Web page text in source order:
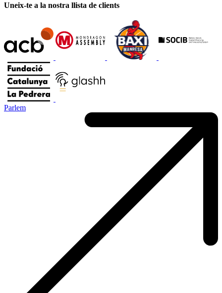
Uneix-te a la nostra llista de clients
Parlem